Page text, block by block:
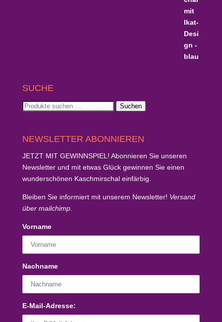
SUCHE
Suchen
Suchen
NEWSLETTER ABONNIEREN
JETZT MIT GEWINNSPIEL! Abonnieren Sie unseren
Newsletter und mit etwas Glück gewinnen Sie einen
wunderschönen Kaschmirschaleinfärbig.
Bleiben Sie informiert mit unserem Newsletter! Versand
über mailchimp.
Vorname
Nachname
E-Mail-Adresse: